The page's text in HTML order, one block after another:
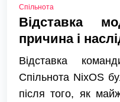
Спільнота
Відставка
причина і
Відставка
Спільнота NixOS
після того, як